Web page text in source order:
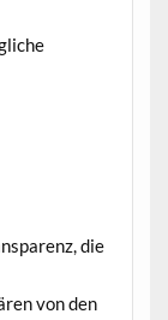
die
von den